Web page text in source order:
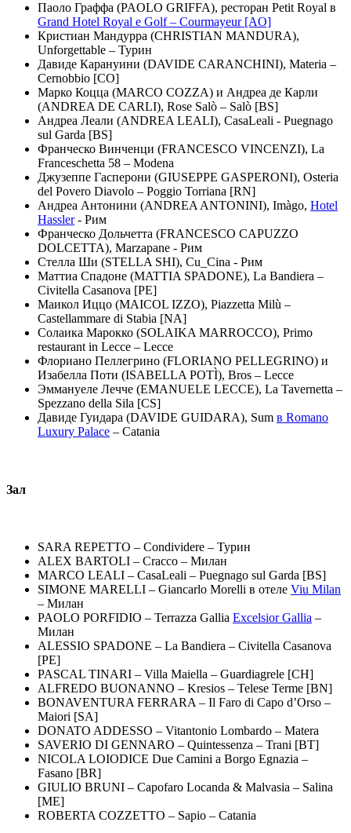
Паоло Граффа (PAOLO GRIFFA), ресторан Petit Royal в
Grand Hotel Royal e Golf – Courmayeur [AO]
Кристиан Мандурра (CHRISTIAN MANDURA),
Unforgettable – Турин
Давиде Карануини (DAVIDE CARANCHINI), Materia –
Cernobbio [CO]
Марко Коцца (MARCO COZZA) и Андреа де Карли
(ANDREA DE CARLI), Rose Salò – Salò [BS]
Андреа Леали (ANDREA LEALI), CasaLeali - Puegnago
sul Garda [BS]
Франческо Винченци (FRANCESCO VINCENZI), La
Franceschetta 58 – Modena
Джузеппе Гасперони (GIUSEPPE GASPERONI), Osteria
del Povero Diavolo – Poggio Torriana [RN]
Андреа Антонини (ANDREA ANTONINI), Imàgo, Hotel
Hassler- Рим
Франческо Дольчетта (FRANCESCO CAPUZZO
DOLCETTA), Marzapane - Рим
Стелла Ши (STELLA SHI), Cu_Cina - Рим
Маттиа Спадоне (MATTIA SPADONE), La Bandiera –
Civitella Casanova [PE]
Маикол Иццо (MAICOL IZZO), Piazzetta Milù –
Castellammare di Stabia [NA]
Солаика Марокко (SOLAIKA MARROCCO), Primo
restaurant in Lecce – Lecce
Флориано Пеллегрино (FLORIANO PELLEGRINO) и
Изабелла Поти (ISABELLA POTÌ), Bros – Lecce
Эммануеле Лечче (EMANUELE LECCE), La Tavernetta –
Spezzano della Sila [CS]
Давиде Гуидара (DAVIDE GUIDARA), Sum в Romano
Luxury Palace – Catania
Зал
SARA REPETTO – Condividere – Турин
ALEX BARTOLI – Cracco – Милан
MARCO LEALI – CasaLeali – Puegnago sul Garda [BS]
SIMONE MARELLI – Giancarlo Morelli в отеле Viu Milan
– Милан
PAOLO PORFIDIO – Terrazza Gallia Excelsior Gallia –
Милан
ALESSIO SPADONE – La Bandiera – Civitella Casanova
[PE]
PASCAL TINARI – Villa Maiella – Guardiagrele [CH]
ALFREDO BUONANNO – Kresios – Telese Terme [BN]
BONAVENTURA FERRARA – Il Faro di Capo d’Orso –
Maiori [SA]
DONATO ADDESSO – Vitantonio Lombardo – Matera
SAVERIO DI GENNARO – Quintessenza – Trani [BT]
NICOLA LOIODICE Due Camini a Borgo Egnazia –
Fasano [BR]
GIULIO BRUNI – Capofaro Locanda & Malvasia – Salina
[ME]
ROBERTA COZZETTO – Sapio – Catania